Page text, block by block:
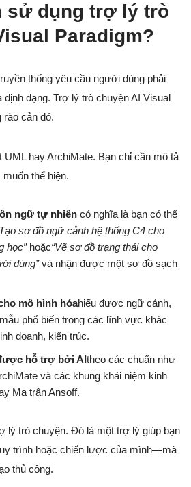
sử dụng trợ lý trò
Paradigm?
thống yêu cầu người dùng phải
định dạng. Trợ lý trò chuyện AI Visual
rào cản đó.
UML hay ArchiMate. Bạn chỉ cần mô tả
thể hiện.
ngữ tự nhiên có nghĩa là bạn có thể
sơ đồ ngữ cảnh hệ thống C4 cho
học”hoặc“Vẽ sơ đồ trạng thái cho
dùng”và nhận được một sơ đồ sạch
mô hình hóahiểu được ngữ cảnh,
phổ biến trong các lĩnh vực khác
doanh, kiến trúc.
hỗ trợ bởi AItheo các chuẩn như
và các khung khái niệm kinh
Ma trận Ansoff.
lý trò chuyện. Đó là một trợ lý giúp bạn
trình hoặc chiến lược của mình—mà
thủ công.